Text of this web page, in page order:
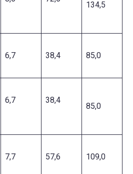
134,5
6,7 38,4 85,0
6,7 38,4
85,0
7,7 57,6 109,0